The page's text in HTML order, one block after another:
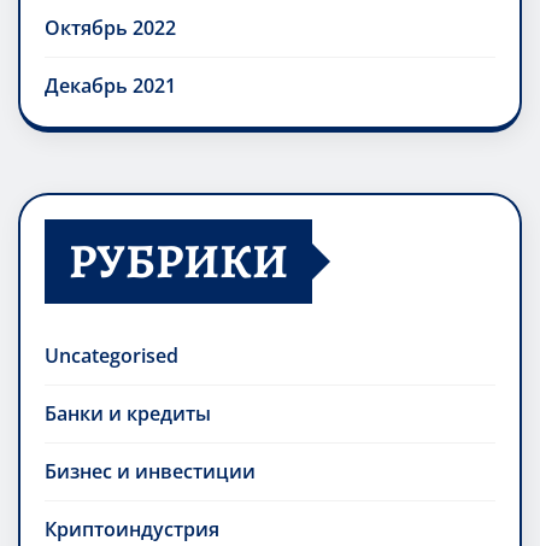
Октябрь 2022
Декабрь 2021
РУБРИКИ
Uncategorised
Банки и кредиты
Бизнес и инвестиции
Криптоиндустрия